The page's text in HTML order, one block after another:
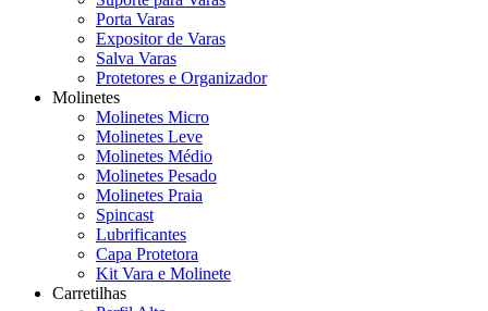
Porta Varas
Expositor de Varas
Salva Varas
Protetores e Organizador
Molinetes
Molinetes Micro
Molinetes Leve
Molinetes Médio
Molinetes Pesado
Molinetes Praia
Spincast
Lubrificantes
Capa Protetora
Kit Vara e Molinete
Carretilhas